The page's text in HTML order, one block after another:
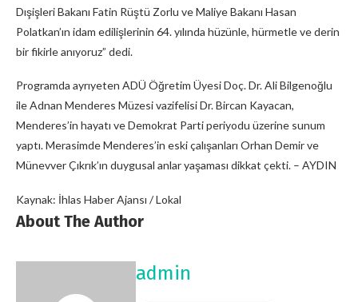
Dışişleri Bakanı Fatin Rüştü Zorlu ve Maliye Bakanı Hasan
Polatkan’ın idam edilişlerinin 64. yılında hüzünle, hürmetle ve derin
bir fikirle anıyoruz” dedi.
Programda ayrıyeten ADÜ Öğretim Üyesi Doç. Dr. Ali Bilgenoğlu
ile Adnan Menderes Müzesi vazifelisi Dr. Bircan Kayacan,
Menderes’in hayatı ve Demokrat Parti periyodu üzerine sunum
yaptı. Merasimde Menderes’in eski çalışanları Orhan Demir ve
Münevver Çıkrık’ın duygusal anlar yaşaması dikkat çekti. – AYDIN
Kaynak: İhlas Haber Ajansı / Lokal
About The Author
admin